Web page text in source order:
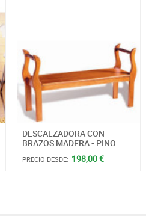
DESCALZADORA CON
BRAZOS MADERA - PINO
PRECIO DESDE: 198,00 €